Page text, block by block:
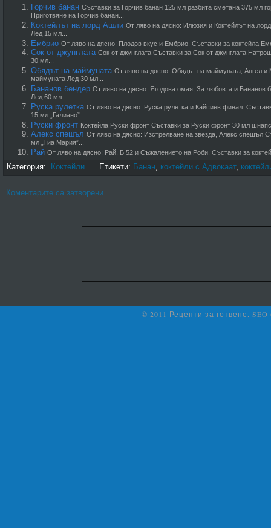
Горчив банан Съставки за Горчив банан 125 мл разбита сметана 375 мл
Приготвяне на Горчив банан...
Коктейлът на лорд Ашли От ляво на дясно: Илюзия и Коктейлът на
Лед 15 мл...
Ембрио От ляво на дясно: Плодов вкус и Ембрио. Съставки за коктейла
Сок от джунглата Сок от джунглата Съставки за Сок от джунглата
30 мл...
Обядът на маймуната От ляво на дясно: Обядът на маймуната, Ангел и
маймуната Лед 30 мл...
Бананов бендер От ляво на дясно: Ягодова омая, За любовта и Бананов
Лед 60 мл...
Руска рулетка От ляво на дясно: Руска рулетка и Кайсиев финал.
15 мл „Галиано”...
Руски фронт Коктейла Руски фронт Съставки за Руски фронт 30 мл
Алекс спешъл От ляво на дясно: Изстрелване на звезда, Алекс спешъл
мл „Тиа Мария”...
Рай От ляво на дясно: Рай, Б 52 и Съжалението на Роби. Съставки за
Категория: Коктейли Етикети: Банан, коктейли с Адвокаат,
Коментарите са затворени.
© 2011 Рецепти за готвене.